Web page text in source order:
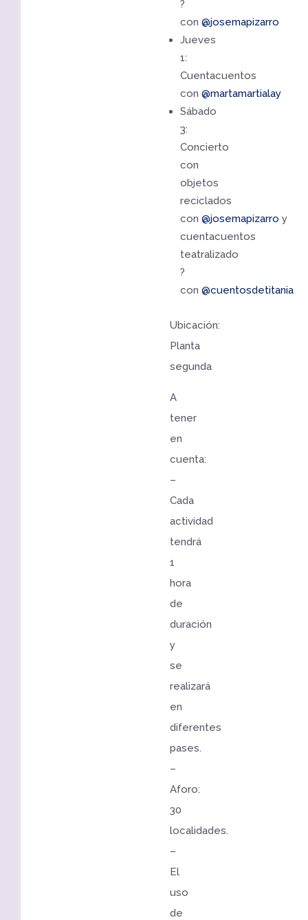
?
con@josemapizarro
Jueves
1:
Cuentacuentos
con@martamartialay
Sábado
3:
Concierto
con
objetos
reciclados
con@josemapizarro y
cuentacuentos
teatralizado
?
con@cuentosdetitania
Ubicación:
Planta
segunda
A
tener
en
cuenta:
–
Cada
actividad
tendrá
1
hora
de
duración
y
se
realizará
en
diferentes
pases.
–
Aforo:
30
localidades.
–
El
uso
de